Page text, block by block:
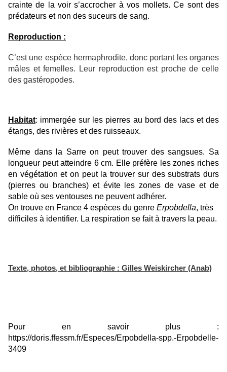
crainte de la voir s’accrocher à vos mollets. Ce sont des
prédateurs et non des suceurs de sang.
Reproduction :
C’est une espèce hermaphrodite, donc portant les organes
mâles et femelles. Leur reproduction est proche de celle
des gastéropodes.
Habitat: immergée sur les pierres au bord des lacs et des
étangs, des rivières et des ruisseaux.
Même dans la Sarre on peut trouver des sangsues. Sa
longueur peut atteindre 6 cm. Elle préfère les zones riches
en végétation et on peut la trouver sur des substrats durs
(pierres ou branches) et évite les zones de vase et de
sable où ses ventouses ne peuvent adhérer.
On trouve en France 4 espèces du genre Erpobdella, très
difficiles à identifier. La respiration se fait à travers la peau.
Texte, photos, et bibliographie : Gilles Weiskircher (Anab)
Pour en savoir plus :
https://doris.ffessm.fr/Especes/Erpobdella-spp.-Erpobdelle-
3409